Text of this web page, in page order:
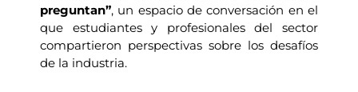
preguntan”, un espacio de conversación en el
que estudiantes y profesionales del sector
compartieron perspectivas sobre los desafíos
de la industria.